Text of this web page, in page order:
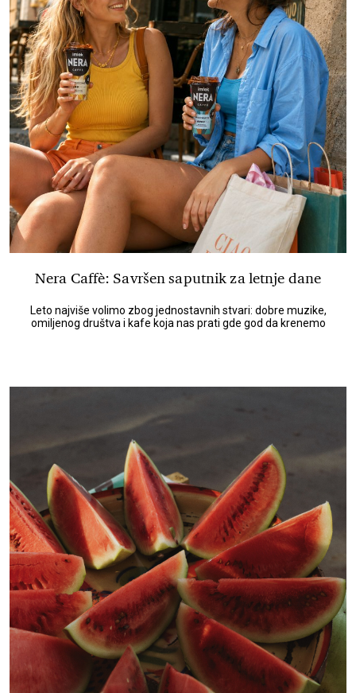
Nera Caffè: Savršen saputnik za letnje dane
Leto najviše volimo zbog jednostavnih stvari: dobre muzike,
omiljenog društva i kafe koja nas prati gde god da krenemo